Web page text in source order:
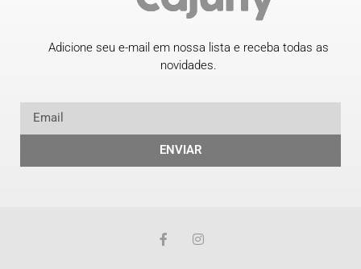
Adicione seu e-mail em nossa lista e receba todas as
novidades.
ENVIAR